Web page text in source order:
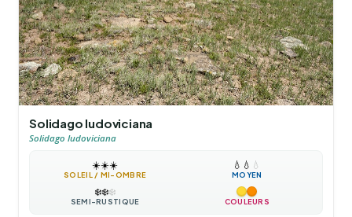
Solidago ludoviciana
Solidago ludoviciana
☀️☀️☀️
SOLEIL / MI-OMBRE
💧 💧 💧
MOYEN
❄️❄️❄️
SEMI-RUSTIQUE COULEURS